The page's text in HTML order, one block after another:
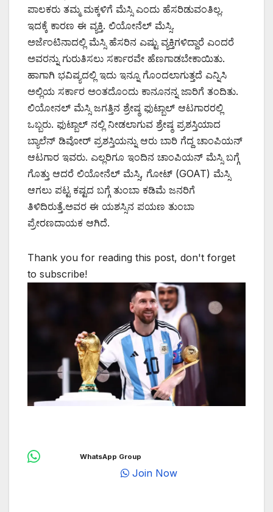
ಪಾಲಕರು ತಮ್ಮ ಮಕ್ಕಳಿಗೆ ಮೆಸ್ಸಿ ಎಂದು ಹೆಸರಿಡುವಂತಿಲ್ಲ.
ಇದಕ್ಕೆ ಕಾರಣ ಈ ವ್ಯಕ್ತಿ. ಲಿಯೋನೆಲ್ ಮೆಸ್ಸಿ.
ಅರ್ಜೆಂಟಿನಾದಲ್ಲಿ ಮೆಸ್ಸಿ ಹೆಸರಿನ ಎಷ್ಟು ವ್ಯಕ್ತಿಗಳಿದ್ದಾರೆ ಎಂದರೆ
ಅವರನ್ನು ಗುರುತಿಸಲು ಸರ್ಕಾರವೇ ಹೆಣಗಾಡಬೇಕಾಯಿತು.
ಹಾಗಾಗಿ ಭವಿಷ್ಯದಲ್ಲಿ ಇದು ಇನ್ನೂ ಗೊಂದಲಾಗುತ್ತದೆ ಎನ್ನಿಸಿ
ಅಲ್ಲಿಯ ಸರ್ಕಾರ ಅಂತದೊಂದು ಕಾನೂನನ್ನ ಜಾರಿಗೆ ತಂದಿತು.
ಲಿಯೋನಲ್ ಮೆಸ್ಸಿ ಜಗತ್ತಿನ ಶ್ರೇಷ್ಠ ಫುಟ್ಬಾಲ್ ಆಟಗಾರರಲ್ಲಿ
ಒಬ್ಬರು. ಫುಟ್ಬಾಲ್ ನಲ್ಲಿ ನೀಡಲಾಗುವ ಶ್ರೇಷ್ಠ ಪ್ರಶಸ್ತಿಯಾದ
ಬ್ಯಾಲೆನ್ ಡಿವೋರ್ ಪ್ರಶಸ್ತಿಯನ್ನು ಆರು ಬಾರಿ ಗೆದ್ದ ಚಾಂಪಿಯನ್
ಆಟಗಾರ ಇವರು. ಎಲ್ಲರಿಗೂ ಇಂದಿನ ಚಾಂಪಿಯನ್ ಮೆಸ್ಸಿ ಬಗ್ಗೆ
ಗೊತ್ತು ಆದರೆ ಲಿಯೋನೆಲ್ ಮೆಸ್ಸಿ, ಗೋಟ್ (GOAT) ಮೆಸ್ಸಿ
ಆಗಲು ಪಟ್ಟ ಕಷ್ಟದ ಬಗ್ಗೆ ತುಂಬಾ ಕಡಿಮೆ ಜನರಿಗೆ
ತಿಳಿದಿರುತ್ತೆ.ಅವರ ಈ ಯಶಸ್ಸಿನ ಪಯಣ ತುಂಬಾ
ಪ್ರೇರಣದಾಯಕ ಆಗಿದೆ.
Thank you for reading this post, don't forget
to subscribe!
WhatsApp Group
Join Now